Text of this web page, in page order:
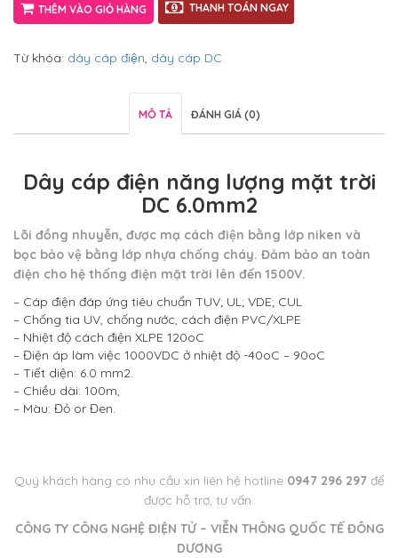
THÊM VÀO GIỎ HÀNG THANH TOÁN NGAY
Từ khóa: dây cáp điện, dây cáp DC
MÔ TẢ ĐÁNH GIÁ (0)
Dây cáp điện năng lượng mặt trời
DC 6.0mm2
Lõi đồng nhuyễn, được mạ cách điện bằng lớp niken và
bọc bảo vệ bằng lớp nhựa chống cháy. Đảm bảo an toàn
điện cho hệ thống điện mặt trời lên đến 1500V.
– Cáp điện đáp ứng tiêu chuẩn TUV; UL; VDE; CUL
– Chống tia UV, chống nước, cách điện PVC/XLPE
– Nhiệt độ cách điện XLPE 120oC
– Điện áp làm việc 1000VDC ở nhiệt độ -40oC – 90oC
– Tiết diện: 6.0 mm2.
– Chiều dài: 100m,
– ​​Màu: Đỏ or Đen.
Quý khách hàng có nhu cầu xin liên hệ hotline0947 296 297để
được hỗ trợ, tư vấn.
CÔNG TY CÔNG NGHỆ ĐIỆN TỬ – VIỄN THÔNG QUỐC TẾ ĐÔNG
DƯƠNG